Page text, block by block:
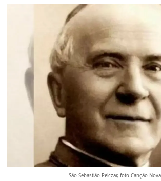
São Sebastião Pelczar, foto Canção Nova